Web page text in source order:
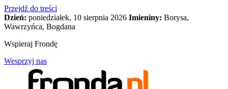
Przejdź do treści
Dzień: poniedziałek, 10 sierpnia 2026 Imieniny: Borysa,
Wawrzyńca, Bogdana
Wspieraj Frondę
Wesprzyj nas